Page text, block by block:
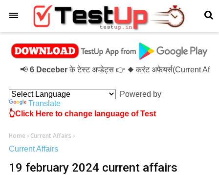
6 Deceberके टेस्ट अप्डेट्स 👉 ◆ करंट अफेयर्स(Current Affairs)-
Powered by
Translate
👆Click Here to change language of Test
Home › Current Affairs ›
Current Affairs
19 february 2024 current affairs